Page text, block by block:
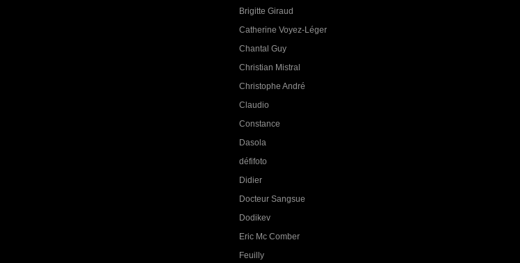
Brigitte Giraud
Catherine Voyez-Léger
Chantal Guy
Christian Mistral
Christophe André
Claudio
Constance
Dasola
défifoto
Didier
Docteur Sangsue
Dodikev
Eric Mc Comber
Feuilly